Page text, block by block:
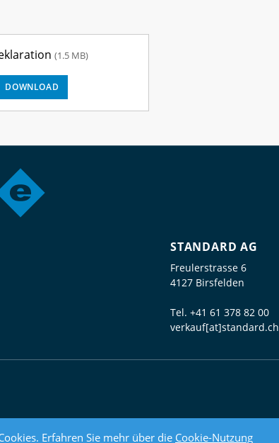
Erfahren Sie mehr über die Cookie-Nutzung
(1.5 MB)
DOWNLOAD
STANDARD AG
Freulerstrasse 6
4127 Birsfelden
Tel. +41 61 378 82 00
verkauf[at]standard.ch